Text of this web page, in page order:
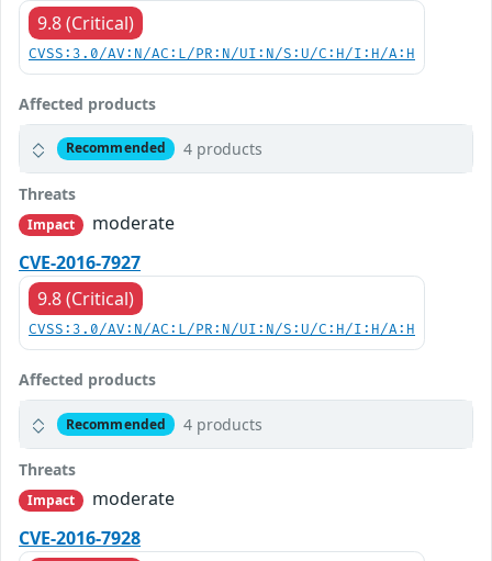
9.8 (Critical)
CVSS:3.0/AV:N/AC:L/PR:N/UI:N/S:U/C:H/I:H/A:H
Affected products
Recommended 4 products
Threats
Impact
moderate
CVE-2016-7927
9.8 (Critical)
CVSS:3.0/AV:N/AC:L/PR:N/UI:N/S:U/C:H/I:H/A:H
Affected products
Recommended 4 products
Threats
Impact
moderate
CVE-2016-7928